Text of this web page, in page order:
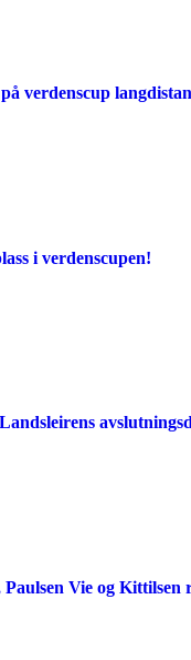
verdenscup
i verdenscupen!
Paulsen Vie og